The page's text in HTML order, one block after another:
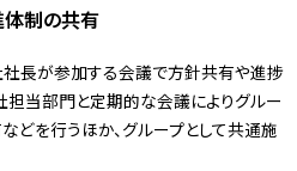
体制の共有
社長が参加する会議で方針共有や進捗
担当部門と定期的な会議によりグルー
を行うほか、グループとして共通施